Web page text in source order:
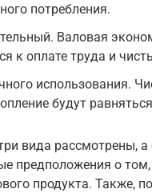
потребления.
Валовая
к оплате труда и
использования.
будут
вида рассмотрены,
предположения о
продукта. Также,